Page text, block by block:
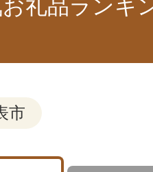
礼品ランキ
市